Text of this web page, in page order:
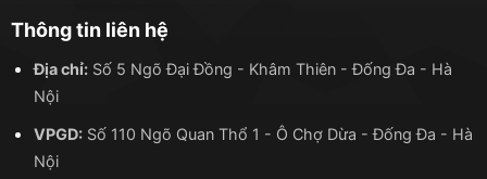
Thông tin liên hệ
Địa chỉ:Số 5 Ngõ Đại Đồng - Khâm Thiên - Đống Đa - Hà
Nội
VPGD:Số 110 Ngõ Quan Thổ 1 - Ô Chợ Dừa - Đống Đa - Hà
Nội